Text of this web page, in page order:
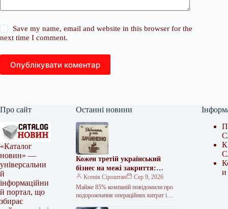
Save my name, email and website in this browser for the
next time I comment.
Опублікувати коментар
Про сайт
«Каталог
новин» —
універсальни
й
інформаційни
й портал, що
збирає
Останні новини
Кожен третій український
бізнес на межі закриття:
дослідження
Ксенія Сіроштан
Сер 9, 2026
Майже 85% компаній повідомили про
подорожчання операційних витрат і
и